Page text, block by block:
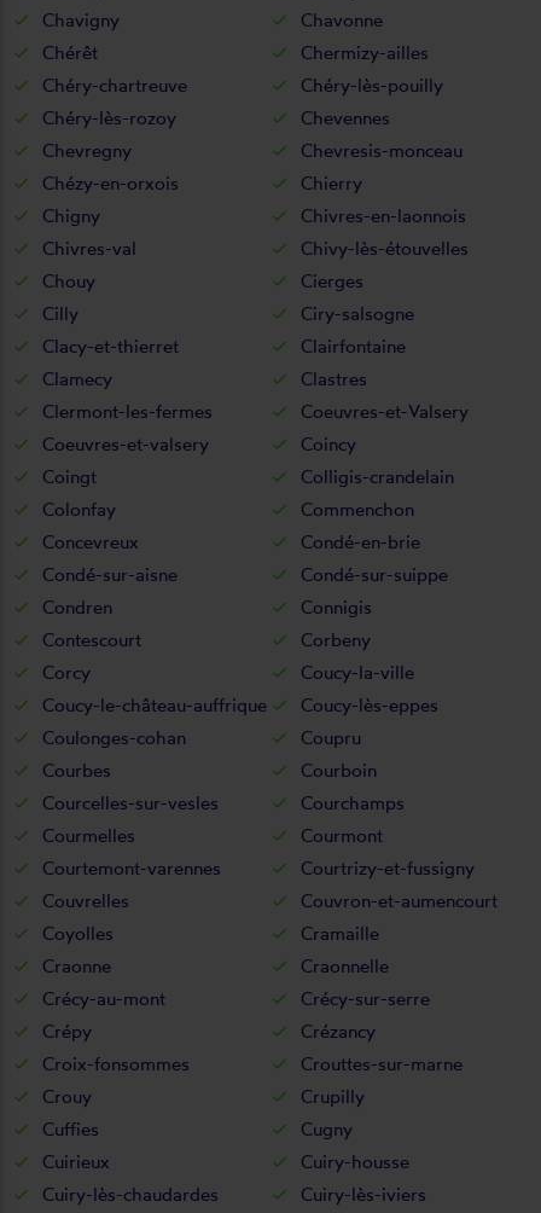
Chavigny
Chavonne
Chérêt
Chermizy-ailles
Chéry-chartreuve
Chéry-lès-pouilly
Chéry-lès-rozoy
Chevennes
Chevregny
Chevresis-monceau
Chézy-en-orxois
Chierry
Chigny
Chivres-en-laonnois
Chivres-val
Chivy-lès-étouvelles
Chouy
Cierges
Cilly
Ciry-salsogne
Clacy-et-thierret
Clairfontaine
Clamecy
Clastres
Clermont-les-fermes
Coeuvres-et-Valsery
Coeuvres-et-valsery
Coincy
Coingt
Colligis-crandelain
Colonfay
Commenchon
Concevreux
Condé-en-brie
Condé-sur-aisne
Condé-sur-suippe
Condren
Connigis
Contescourt
Corbeny
Corcy
Coucy-la-ville
Coucy-le-château-auffrique
Coucy-lès-eppes
Coulonges-cohan
Coupru
Courbes
Courboin
Courcelles-sur-vesles
Courchamps
Courmelles
Courmont
Courtemont-varennes
Courtrizy-et-fussigny
Couvrelles
Couvron-et-aumencourt
Coyolles
Cramaille
Craonne
Craonnelle
Crécy-au-mont
Crécy-sur-serre
Crépy
Crézancy
Croix-fonsommes
Crouttes-sur-marne
Crouy
Crupilly
Cuffies
Cugny
Cuirieux
Cuiry-housse
Cuiry-lès-chaudardes
Cuiry-lès-iviers